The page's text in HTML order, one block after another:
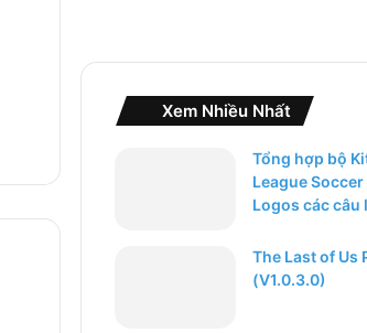
Xem Nhiều Nhất
Tổng hợp bộ
League
Logos các câu
The Last of Us
(V1.0.3.0)